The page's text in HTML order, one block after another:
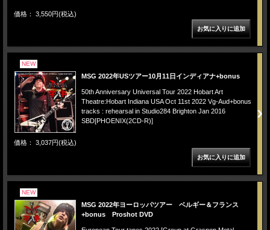
価格： 3,550円(税込)
NEW
MSG 2022年USツアー10月11日インディアナ+bonus
50th Anniversary Universal Tour 2022 Hobart Art
Theatre:Hobart Indiana USA Oct 11st 2022 Vg-Aud+bonus
tracks : rehearsal in Studio284 Brighton Jan 2016
SBD[PHOENIX(2CD-R)]
価格： 3,037円(税込)
NEW
MSG 2022年ヨーロッパツアー ベルギー＆フランス
+bonus Proshot DVD